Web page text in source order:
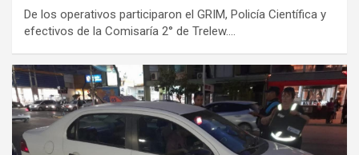
De los operativos participaron el GRIM, Policía Científica y
efectivos de la Comisaría 2° de Trelew.…